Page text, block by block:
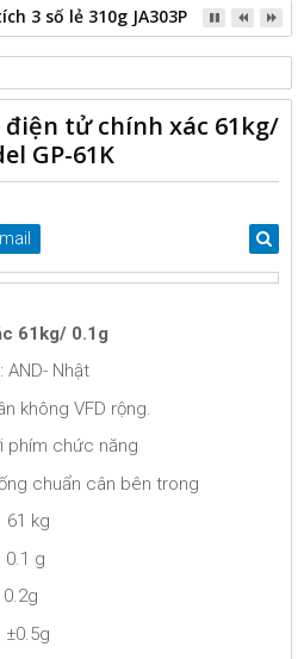
3 số lẻ 310g JA303P Xingyun
61kg/ 0.1g AND Model GP-61K
điện tử chính xác 61kg/
GP-61K
61kg/ 0.1g
Nhật
không VFD rộng.
phím chức năng
chuẩn cân bên trong
kg
g